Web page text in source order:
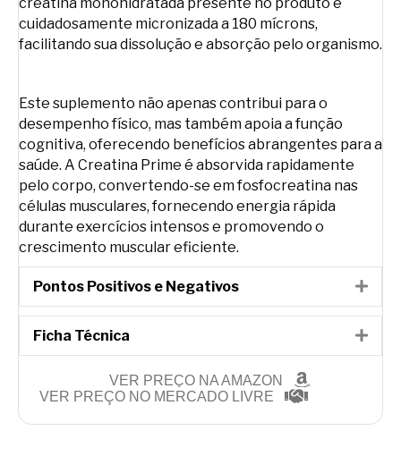
cuidadosamente micronizada a 180 mícrons,
facilitando sua dissolução e absorção pelo organismo.
Este suplemento não apenas contribui para o
desempenho físico, mas também apoia a função
cognitiva, oferecendo benefícios abrangentes para a
saúde. A Creatina Prime é absorvida rapidamente
pelo corpo, convertendo-se em fosfocreatina nas
células musculares, fornecendo energia rápida
durante exercícios intensos e promovendo o
crescimento muscular eficiente.
Pontos Positivos e Negativos
Ficha Técnica
VER PREÇO NA AMAZON
VER PREÇO NO MERCADO LIVRE